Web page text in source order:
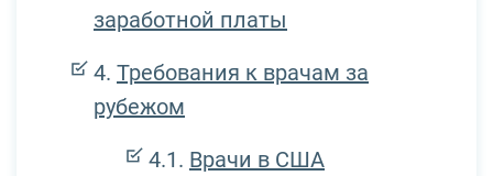
заработной платы
Требования к врачам за
рубежом
Врачи в США